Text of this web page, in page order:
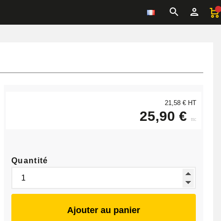
21,58 € HT
25,90 € ttc
Quantité
Ajouter au panier